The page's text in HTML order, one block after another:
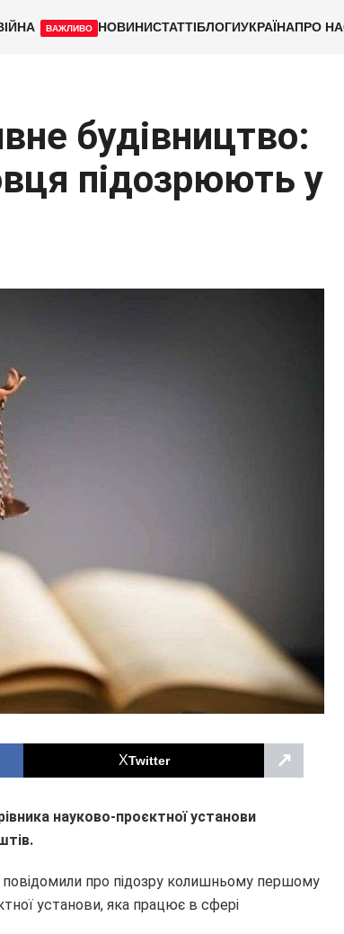
ВАЖЛИВО НОВИНИСТАТТІБЛОГИУКРАЇНАПРО
будівництво:
підозрюють у
Twitter ↗
науково-проєктної установи
повідомили про підозру колишньому першому
установи, яка працює в сфері